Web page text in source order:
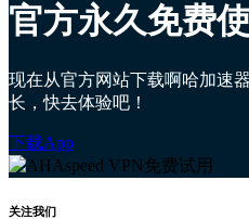
官方永久免费
现在从官方网站下载啊哈加速
长，快去体验吧！
下载App
关注我们